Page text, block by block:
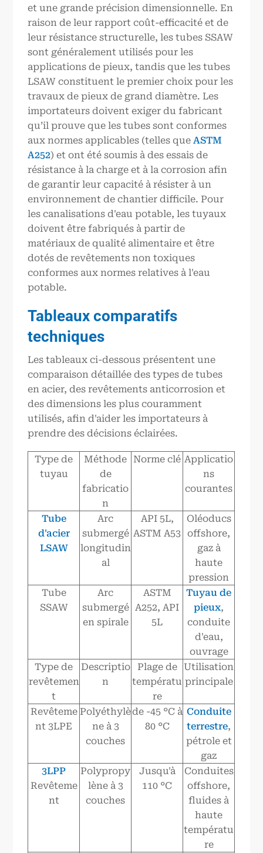
et une grande précision dimensionnelle. En
raison de leur rapport coût-efficacité et de
leur résistance structurelle, les tubes SSAW
sont généralement utilisés pour les
applications de pieux, tandis que les tubes
LSAW constituent le premier choix pour les
travaux de pieux de grand diamètre. Les
importateurs doivent exiger du fabricant
qu’il prouve que les tubes sont conformes
aux normes applicables (telles queASTM
A252) et ont été soumis à des essais de
résistance à la charge et à la corrosion afin
de garantir leur capacité à résister à un
environnement de chantier difficile. Pour
les canalisations d'eau potable, les tuyaux
doivent être fabriqués à partir de
matériaux de qualité alimentaire et être
dotés de revêtements non toxiques
conformes aux normes relatives à l'eau
potable.
Tableaux comparatifs
techniques
Les tableaux ci-dessous présentent une
comparaison détaillée des types de tubes
en acier, des revêtements anticorrosion et
des dimensions les plus couramment
utilisés, afin d'aider les importateurs à
prendre des décisions éclairées.
Type de
tuyau
Méthode
de
fabricatio
n
Norme clé Applicatio
ns
courantes
Tube
d'acier
LSAW
Arc
submergé
longitudin
al
API 5L,
ASTM A53
Oléoducs
offshore,
gaz à
haute
pression
Tube
SSAW
Arc
submergé
en spirale
ASTM
A252, API
5L
Tuyau de
pieux,
conduite
d'eau,
ouvrage
Type de
revêtemen
t
Descriptio
n
Plage de
températu
re
Utilisation
principale
Revêteme
nt 3LPE
Polyéthylè
ne à 3
couches
de -45 °C à
80 °C
Conduite
terrestre,
pétrole et
gaz
3LPP
Revêteme
nt
Polypropy
lène à 3
couches
Jusqu'à
110 °C
Conduites
offshore,
fluides à
haute
températu
re